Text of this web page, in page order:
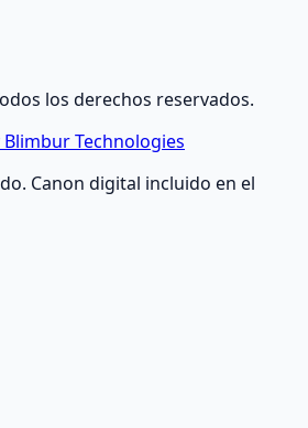
los derechos reservados.
Technologies
Canon digital incluido en el